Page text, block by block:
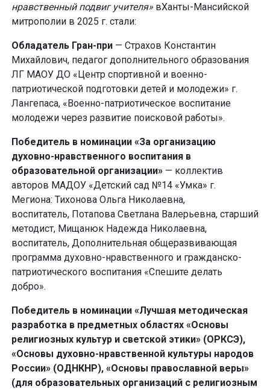
нравственный подвиг учителя» вХанты-Мансийской
митрополии в 2025 г. стали:
Обладатель Гран-при — Страхов Константин
Михайлович, педагог дополнительного образования
ЛГ МАОУ ДО «Центр спортивной и военно-
патриотической подготовки детей и молодежи» г.
Лангепаса, «Военно-патриотическое воспитание
молодежи через развитие поисковой работы».
Победитель в номинации «За организацию
духовно-нравственного воспитания в
образовательной организации» — коллектив
авторов МАДОУ «Детский сад №14 «Умка» г.
Мегиона: Тихонова Ольга Николаевна,
воспитатель, Потапова Светлана Валерьевна, старший
методист, Мищанюк Надежда Николаевна,
воспитатель, Дополнительная общеразвивающая
программа духовно-нравственного и гражданско-
патриотического воспитания «Спешите делать
добро».
Победитель в номинации «Лучшая методическая
разработка в предметных областях «Основы
религиозных культур и светской этики» (ОРКСЭ),
«Основы духовно-нравственной культуры народов
России» (ОДНКНР), «Основы православной веры»
(для образовательных организаций с религиозным